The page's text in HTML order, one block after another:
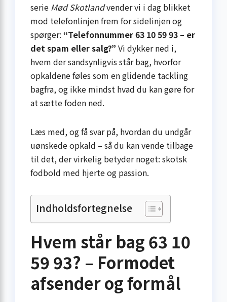
serie Mød Skotlandvender vi i dag blikket
mod telefonlinjen frem for sidelinjen og
spørger: “Telefonnummer 63 10 59 93 – er
det spam eller salg?” Vi dykker ned i,
hvem der sandsynligvis står bag, hvorfor
opkaldene føles som en glidende tackling
bagfra, og ikke mindst hvad du kan gøre for
at sætte foden ned.
Læs med, og få svar på, hvordan du undgår
uønskede opkald – så du kan vende tilbage
til det, der virkelig betyder noget: skotsk
fodbold med hjerte og passion.
Indholdsfortegnelse
Hvem står bag 63 10
59 93? – Formodet
afsender og formål